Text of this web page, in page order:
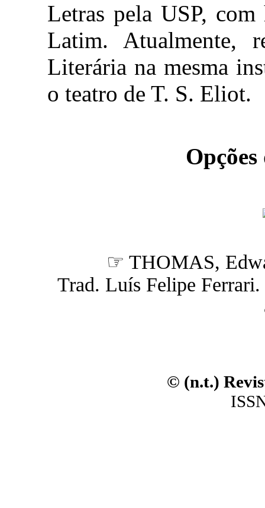
Letras pela USP,
Latim. Atualmente,
Literária na mesma
o teatro de T. S. Eliot.
☞ THOMAS,
Trad. Luís Felipe
© (n.t.)